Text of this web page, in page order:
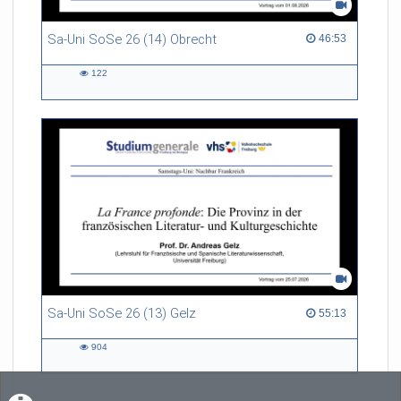
Sa-Uni SoSe 26 (14) Obrecht 46:53
46:53 duration
122
Sa-Uni SoSe 26 (13) Gelz 55:13
55:13 duration
904